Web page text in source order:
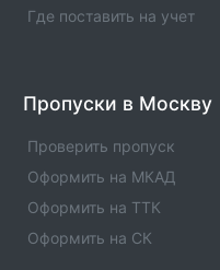
Оператор техосмотра
оператора, статус
Информация об
оператора, статус
Где поставить на учет
Пропуски в Москву
Проверить пропуск
Оформить на МКАД
Оформить на ТТК
Оформить на СК